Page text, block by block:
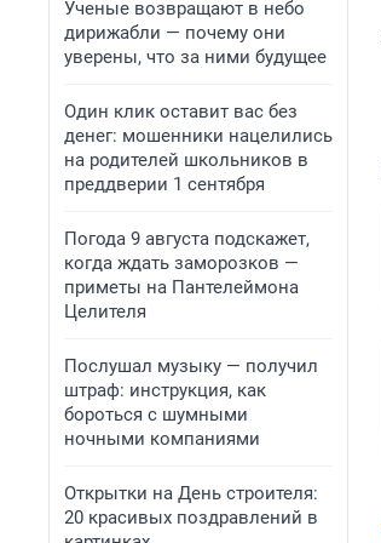
Ученые возвращают в небо
дирижабли — почему они
уверены, что за ними будущее
Один клик оставит вас без
денег: мошенники нацелились
на родителей школьников в
преддверии 1 сентября
Погода 9 августа подскажет,
когда ждать заморозков —
приметы на Пантелеймона
Целителя
Послушал музыку — получил
штраф: инструкция, как
бороться с шумными
ночными компаниями
Открытки на День строителя:
20 красивых поздравлений в